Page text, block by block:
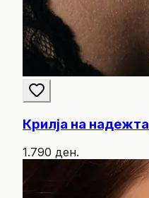
Крилја на надежта
1.790 ден.